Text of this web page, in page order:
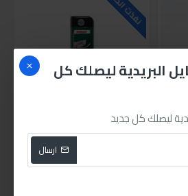
البريدية ليصلك كل
ليصلك كل جديد
ارسال
بوليش و شمع لون اسود من سوناكس
400.00LE
اضافة للسلة